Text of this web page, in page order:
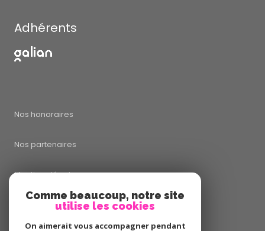
Adhérents
Nos honoraires
Nos partenaires
Mentions légales
Comme beaucoup, notre site
utilise les cookies
On aimerait vous accompagner pendant